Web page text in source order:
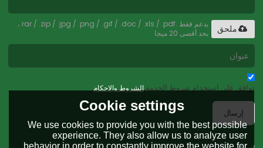
يدعم فقط .rar / .zip / .jpg / .png / .gif / .doc / .xls / .pdf ،
بحد أقصى 20 ميجا
ملحق
توافق على استخدام شروط الخدمة,الشروط والاحكام
إرسال
Cookie settings
We use cookies to provide you with the best possible
experience. They also allow us to analyze user
behavior in order to constantly improve the website for